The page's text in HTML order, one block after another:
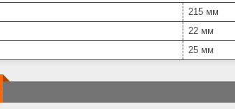
215 мм
22 мм
25 мм